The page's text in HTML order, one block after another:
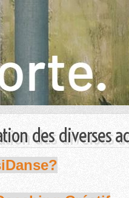
des diverses